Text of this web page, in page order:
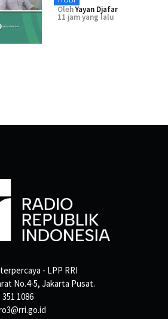
OlehYayan Djafar
11 jam yang lalu
- LPP RRI
No.4-5, Jakarta Pusat.
1086